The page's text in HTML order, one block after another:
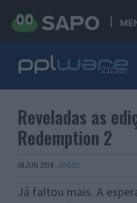
Reveladas as
Redemption 2
08 JUN 2018 · JOGOS
Já faltou mais. A